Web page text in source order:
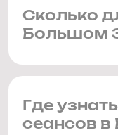
Сколько
Большом
Где
сеансов